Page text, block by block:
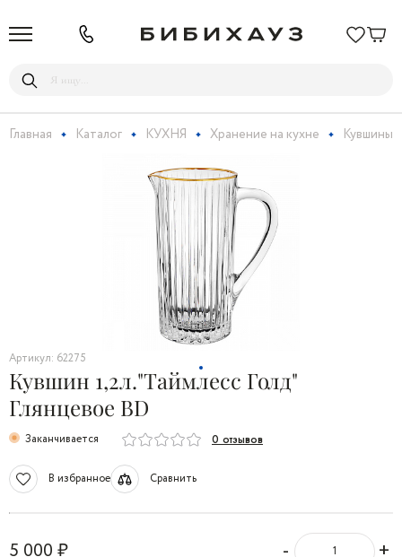
Главная Каталог КУХНЯ Хранение на кухне Кувшины
Артикул: 62275
Кувшин 1,2л."Таймлесс Голд"
Глянцевое BD
Заканчивается 0 отзывов
В избранное Сравнить
5 000 ₽ - +